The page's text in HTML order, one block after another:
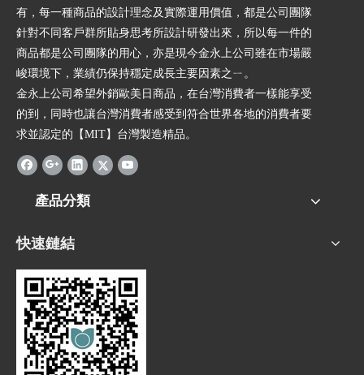
有，每一種商品的設計理念及實際運用價值，都是公司團隊
針對不同客戶群所貼身思考所設計研發出來，所以每一件的
商品都是公司團隊的用心，亦是現今金永上公司雖在市場嚴
峻環境下，業績仍保持穩定成長主要因素之ㄧ。
金永上公司希望外銷歐美日商品，在台灣消費者一樣能享受
的到，同時也讓台灣消費者感受到符合世界各地的消費者要
求並認定的【MIT】台灣製造精品。
產品分類
快速鏈結